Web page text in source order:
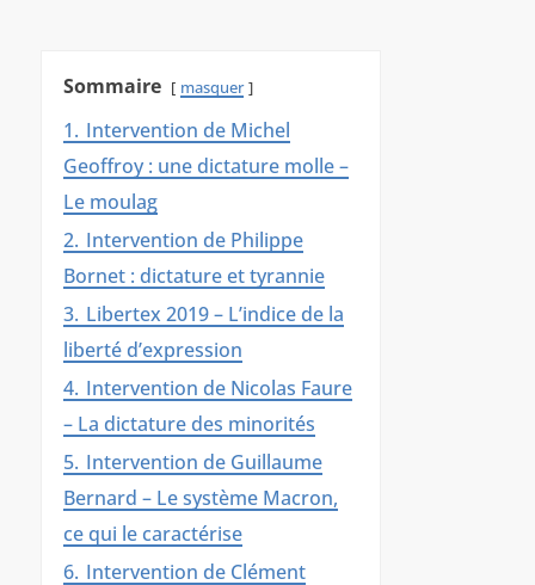
Sommaire masquer
1. Intervention de Michel
Geoffroy : une dictature molle –
Le moulag
2. Intervention de Philippe
Bornet : dictature et tyrannie
3. Libertex 2019 – L’indice de la
liberté d’expression
4. Intervention de Nicolas Faure
– La dictature des minorités
5. Intervention de Guillaume
Bernard – Le système Macron,
ce qui le caractérise
6. Intervention de Clément